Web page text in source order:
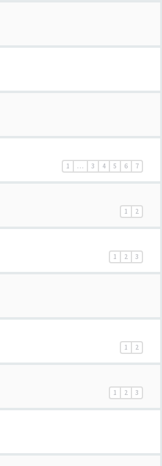
1 … 3 4 5 6 7
1 2
1 2 3
1 2
1 2 3